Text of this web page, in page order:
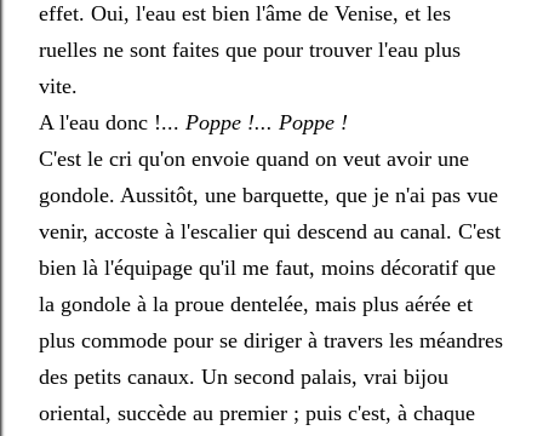
effet. Oui, l'eau est bien l'âme de Venise, et les
ruelles ne sont faites que pour trouver l'eau plus
vite.
A l'eau donc !... Poppe !... Poppe !
C'est le cri qu'on envoie quand on veut avoir une
gondole. Aussitôt, une barquette, que je n'ai pas vue
venir, accoste à l'escalier qui descend au canal. C'est
bien là l'équipage qu'il me faut, moins décoratif que
la gondole à la proue dentelée, mais plus aérée et
plus commode pour se diriger à travers les méandres
des petits canaux. Un second palais, vrai bijou
oriental, succède au premier ; puis c'est, à chaque